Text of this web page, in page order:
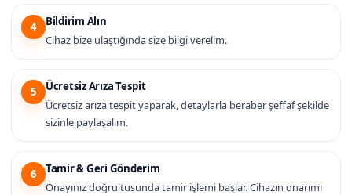
4
Bildirim Alın
Cihaz bize ulaştığında size bilgi verelim.
5
Ücretsiz Arıza Tespit
Ücretsiz arıza tespit yaparak, detaylarla beraber şeffaf şekilde
sizinle paylaşalım.
6
Tamir & Geri Gönderim
Onayınız doğrultusunda tamir işlemi başlar. Cihazın onarımı